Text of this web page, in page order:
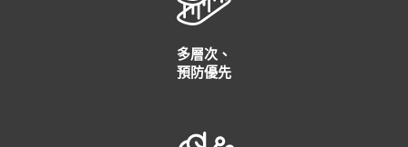
多層次、
預防優先